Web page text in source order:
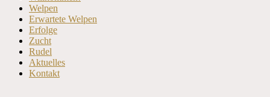
oben
scrollen
Welpen
Erwartete Welpen
Erfolge
Zucht
Rudel
Aktuelles
Kontakt